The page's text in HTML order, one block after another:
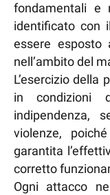
fondamentali e
identificato con
essere
nell’ambito del
L’esercizio della
in condizioni
indipendenza,
violenze,
garantita
corretto
Ogni attacco